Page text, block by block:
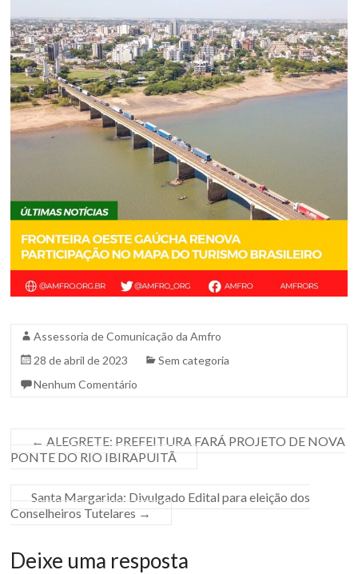
Assessoria de Comunicação da Amfro
28 de abril de 2023
Sem categoria
Nenhum Comentário
← ALEGRETE: PREFEITURA FARÁ PROJETO DE NOVA
PONTE DO RIO IBIRAPUITÃ
Santa Margarida: Divulgado Edital para eleição dos
Conselheiros Tutelares →
Deixe uma resposta